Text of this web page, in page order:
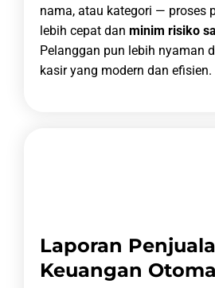
nama, atau kategori — proses
lebih cepat dan minim risiko
Pelanggan pun lebih nyaman
kasir yang modern dan efisien.
Laporan
Keuangan